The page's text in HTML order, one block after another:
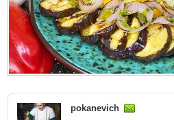
pokanevich